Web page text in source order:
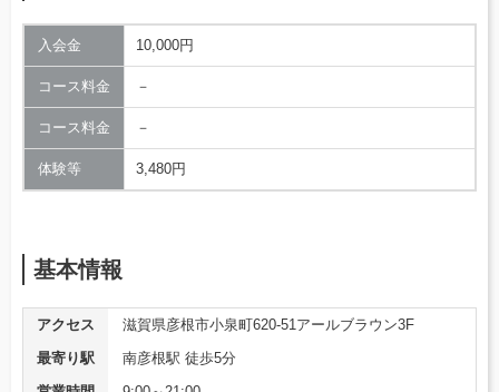
入会金 10,000円
コース料金 －
コース料金 －
体験等 3,480円
基本情報
アクセス
滋賀県彦根市小泉町620-51アールブラウン3F
最寄り駅
南彦根駅 徒歩5分